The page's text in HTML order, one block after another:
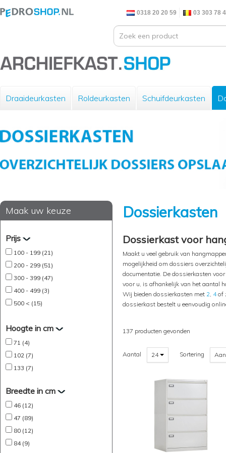
0318 20 20 59 03 303 78
Draaideurkasten Roldeurkasten Schuifdeurkasten
Maak uw keuze
Prijs
100 - 199 (21)
200 - 299 (51)
300 - 399 (47)
400 - 499 (3)
500 < (15)
Hoogte in cm
71 (4)
102 (7)
133 (7)
Breedte in cm
46 (12)
47 (89)
80 (12)
84 (9)
Dossierkasten
Dossierkast voor
Maakt u veel gebruik van
mogelijkheid om dossiers
documentatie. De dossierkasten
voor u, is afhankelijk van het aantal
Wij bieden dossierkasten met 2, 4of
dossierkast bestelt u eenvoudig
137 producten gevonden
Aantal 24 Sortering